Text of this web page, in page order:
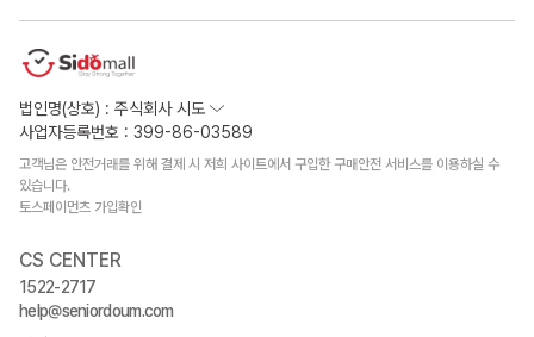
법인명(상호) : 주식회사 시도
사업자등록번호 : 399-86-03589
고객님은 안전거래를 위해 결제 시 저희 사이트에서 구입한 구매안전 서비스를 이용하실 수
있습니다.
토스페이먼츠 가입확인
CS CENTER
1522-2717
help@seniordoum.com